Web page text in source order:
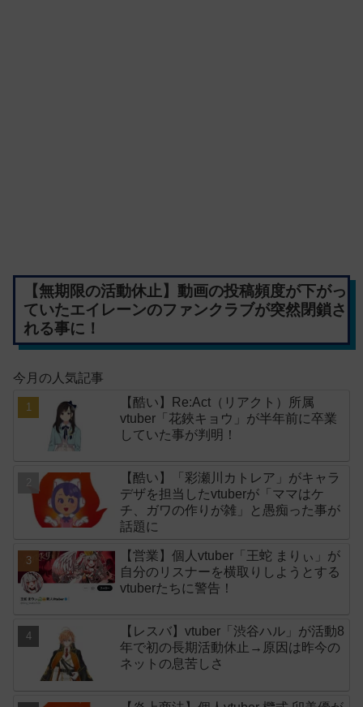
【無期限の活動休止】動画の投稿頻度が下がっ
ていたエイレーンのファンクラブが突然閉鎖さ
れる事に！
今月の人気記事
【酷い】Re:Act（リアクト）所属
vtuber「花鋏キョウ」が半年前に卒業
していた事が判明！
【酷い】「彩瀬川カトレア」がキャラ
デザを担当したvtuberが「ママはケ
チ、ガワの作りが雑」と愚痴った事が
話題に
【営業】個人vtuber「王蛇 まりぃ」が
自分のリスナーを横取りしようとする
vtuberたちに警告！
【レスバ】vtuber「渋谷ハル」が活動8
年で初の長期活動休止→原因は昨今の
ネットの息苦しさ